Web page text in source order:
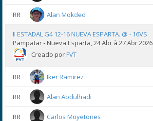
RR Alan Mokded
II ESTADAL G4 12-16 NUEVA ESPARTA. @ - 16VS
Pampatar - Nueva Esparta, 24 Abr à 27 Abr 2026
Creado porFVT
RR Iker Ramirez
RR Alan Abdulhadi
RR Carlos Moyetones